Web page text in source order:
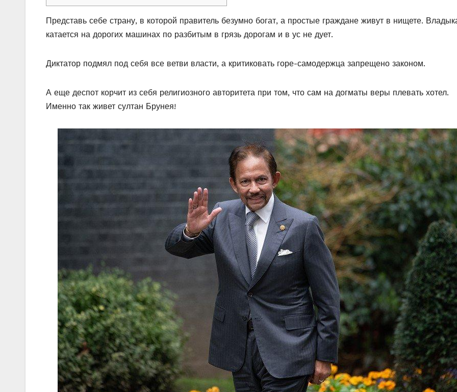
Представь себе страну, в которой правитель безумно богат, а простые граждане живут в нищете.
катается на дорогих машинах по разбитым в грязь дорогам и в ус не дует.
Диктатор подмял под себя все ветви власти, а критиковать горе-самодержца запрещено законом.
А еще деспот корчит из себя религиозного авторитета при том, что сам на догматы веры плевать хотел.
Именно так живет султан Брунея!